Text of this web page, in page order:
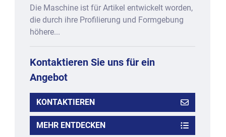
Die Maschine ist für Artikel entwickelt worden,
die durch ihre Profilierung und Formgebung
höhere...
Kontaktieren Sie uns für ein
Angebot
KONTAKTIEREN
MEHR ENTDECKEN